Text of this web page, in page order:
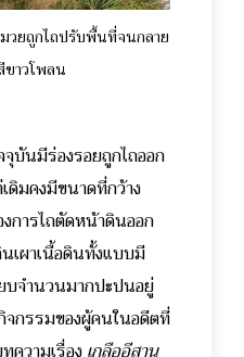
ยถูกไถปรับพื้นที่จนกลาย
าวโพลน
นมีร่องรอยถูกไถออก
ดิมคงมีขนาดที่กว้าง
การไถตัดหน้าดินออก
เผาเนื้อดินทั้งแบบมี
บจำนวนมากปะปนอยู่
จกรรมของผู้คนในอดีตที่